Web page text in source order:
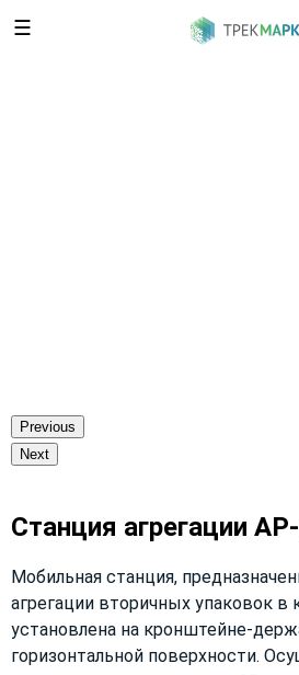
☰
Previous
Next
Станция агрегации
Мобильная станция,
агрегации вторичных упаковок
установлена на кронштейне-
горизонтальной поверхности.